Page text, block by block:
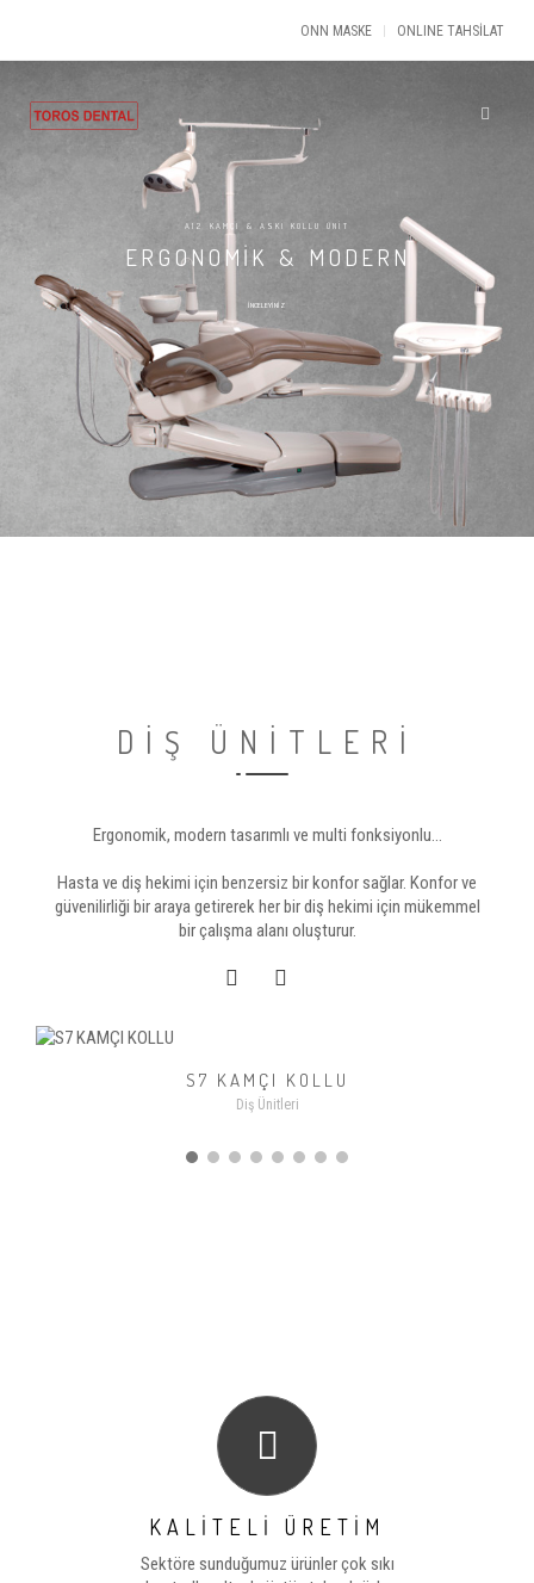
ONN MASKE ONLINE TAHSİLAT
A12 KAMÇI & ASKI KOLLU ÜNİT
ERGONOMİK & MODERN
İNCELEYİNİZ
DİŞ ÜNİTLERİ
Ergonomik, modern tasarımlı ve multi fonksiyonlu...
Hasta ve diş hekimi için benzersiz bir konfor sağlar. Konfor ve
güvenilirliği bir araya getirerek her bir diş hekimi için mükemmel
bir çalışma alanı oluşturur.
S7 KAMÇI KOLLU
Diş Ünitleri
KALİTELİ ÜRETİM
Sektöre sunduğumuz ürünler çok sıkı